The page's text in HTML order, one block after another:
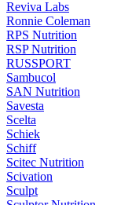
Reviva Labs
Ronnie Coleman
RPS Nutrition
RSP Nutrition
RUSSPORT
Sambucol
SAN Nutrition
Savesta
Scelta
Schiek
Schiff
Scitec Nutrition
Scivation
Sculpt